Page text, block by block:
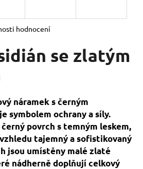
hodnocení
se zlatým
náramek s černým
symbolem ochrany a síly.
povrch s temným leskem,
tajemný a sofistikovaný
jsou umístěny malé zlaté
nádherně doplňují celkový